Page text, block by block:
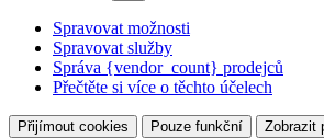
Spravovat možnosti
Spravovat služby
Správa {vendor_count} prodejců
Přečtěte si více o těchto účelech
Přijímout cookies Pouze funkční
Zobrazit